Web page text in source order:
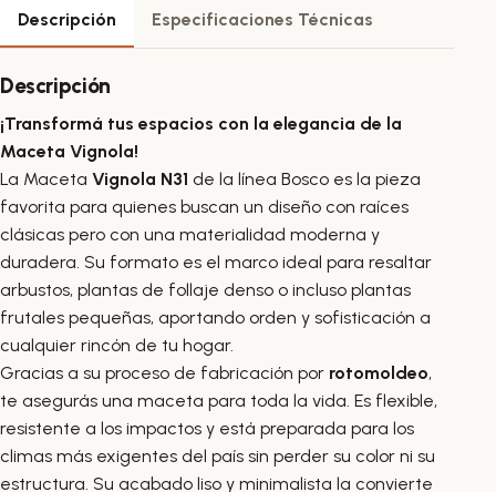
Descripción Especificaciones Técnicas
Descripción
¡Transformá tus espacios con la elegancia de la
Maceta Vignola!
La Maceta Vignola N31 de la línea Bosco es la pieza
favorita para quienes buscan un diseño con raíces
clásicas pero con una materialidad moderna y
duradera. Su formato es el marco ideal para resaltar
arbustos, plantas de follaje denso o incluso plantas
frutales pequeñas, aportando orden y sofisticación a
cualquier rincón de tu hogar.
Gracias a su proceso de fabricación por rotomoldeo,
te asegurás una maceta para toda la vida. Es flexible,
resistente a los impactos y está preparada para los
climas más exigentes del país sin perder su color ni su
estructura. Su acabado liso y minimalista la convierte